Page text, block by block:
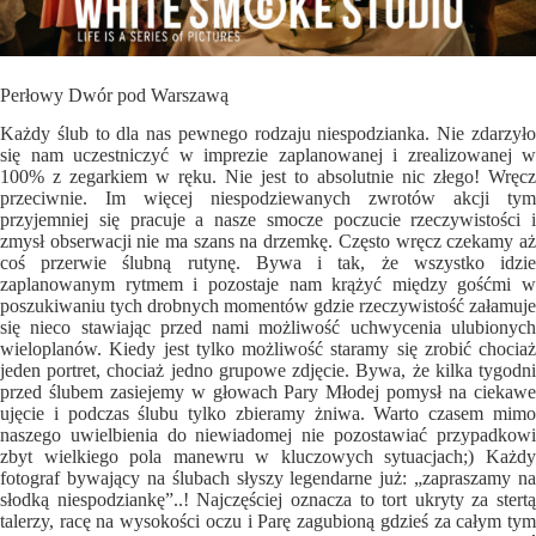
Perłowy Dwór pod Warszawą
Każdy ślub to dla nas pewnego rodzaju niespodzianka. Nie zdarzyło
się nam uczestniczyć w imprezie zaplanowanej i zrealizowanej w
100% z zegarkiem w ręku. Nie jest to absolutnie nic złego! Wręcz
przeciwnie. Im więcej niespodziewanych zwrotów akcji tym
przyjemniej się pracuje a nasze smocze poczucie rzeczywistości i
zmysł obserwacji nie ma szans na drzemkę. Często wręcz czekamy aż
coś przerwie ślubną rutynę. Bywa i tak, że wszystko idzie
zaplanowanym rytmem i pozostaje nam krążyć między gośćmi w
poszukiwaniu tych drobnych momentów gdzie rzeczywistość załamuje
się nieco stawiając przed nami możliwość uchwycenia ulubionych
wieloplanów. Kiedy jest tylko możliwość staramy się zrobić chociaż
jeden portret, chociaż jedno grupowe zdjęcie. Bywa, że kilka tygodni
przed ślubem zasiejemy w głowach Pary Młodej pomysł na ciekawe
ujęcie i podczas ślubu tylko zbieramy żniwa. Warto czasem mimo
naszego uwielbienia do niewiadomej nie pozostawiać przypadkowi
zbyt wielkiego pola manewru w kluczowych sytuacjach;) Każdy
fotograf bywający na ślubach słyszy legendarne już: „zapraszamy na
słodką niespodziankę”..! Najczęściej oznacza to tort ukryty za stertą
talerzy, racę na wysokości oczu i Parę zagubioną gdzieś za całym tym